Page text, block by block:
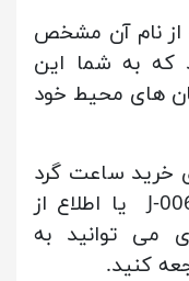
نام آن مشخص
به شما این
های محیط خود
خرید ساعت گرد
سفید عقربه طلایی مدل J-006051 یا اطلاع از
می توانید به
کنید.